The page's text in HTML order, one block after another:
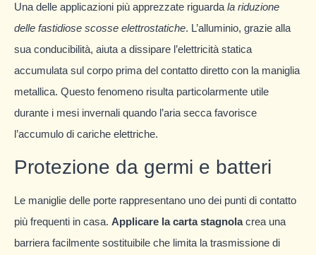
Una delle applicazioni più apprezzate riguarda la riduzione
delle fastidiose scosse elettrostatiche. L’alluminio, grazie alla
sua conducibilità, aiuta a dissipare l’elettricità statica
accumulata sul corpo prima del contatto diretto con la maniglia
metallica. Questo fenomeno risulta particolarmente utile
durante i mesi invernali quando l’aria secca favorisce
l’accumulo di cariche elettriche.
Protezione da germi e batteri
Le maniglie delle porte rappresentano uno dei punti di contatto
più frequenti in casa. Applicare la carta stagnolacrea una
barriera facilmente sostituibile che limita la trasmissione di